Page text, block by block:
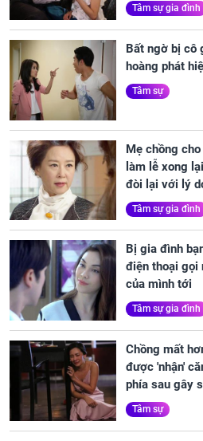
Tâm sự gia đình
Bất ngờ bị cô
hoàng phát
Tâm sự
Mẹ chồng
làm lễ xong
đòi lại với lý
Tâm sự gia đình
Bị gia đình
điện thoại gọi
của mình tới
Tâm sự gia đình
Chồng mất
được 'nhận'
phía sau gây
Tâm sự